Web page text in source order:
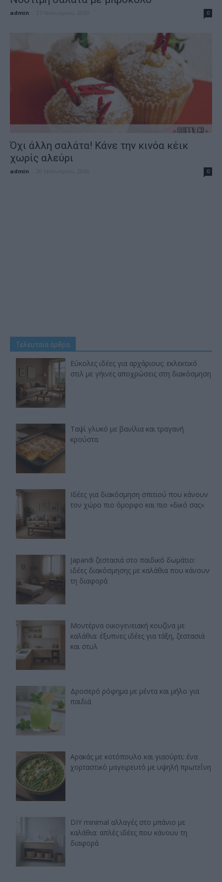
admin 0
Όχι άλλη σαλάτα! Κάνε την κινόα κέικ
χωρίς αλεύρι
admin 0
Τελευταία άρθρα
Εύκολες ιδέες για αρχάριους: εκλεκτικό
στιλ με γήινες αποχρώσεις στη διακόσμηση
Ταψί γλυκό με βανίλια και τραγανή
κρούστα
Ιδέες για διακόσμηση σπιτιού που κάνουν
τον χώρο πιο όμορφο και πιο «δικό σας»
Japandi ζεστασιά στο παιδικό δωμάτιο:
ιδέες διακόσμησης με καλάθια που κάνουν
τη διαφορά
Μοντέρνα οικογενειακή κουζίνα με
καλάθια: έξυπνες ιδέες για τάξη, ζεστασιά
και στυλ
Δροσερό ρόφημα με μέντα και μήλο για
παιδιά
Αρακάς με κοτόπουλο και γιαούρτι: ένα
χορταστικό μαγειρευτό με υψηλή πρωτεΐνη
DIY minimal αλλαγές στο μπάνιο με
καλάθια: απλές ιδέες που κάνουν τη
διαφορά